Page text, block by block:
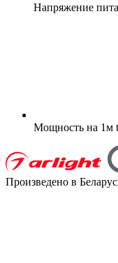
Напряжение
Мощность на 1м
Произведено в